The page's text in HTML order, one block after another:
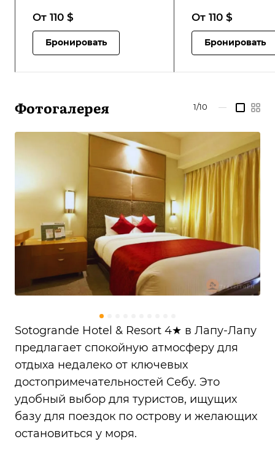
От 110 $
Бронировать
От 110 $
Бронировать
Фотогалерея 1/10 —
Sotogrande Hotel & Resort 4★ в Лапу-Лапу
предлагает спокойную атмосферу для
отдыха недалеко от ключевых
достопримечательностей Себу. Это
удобный выбор для туристов, ищущих
базу для поездок по острову и желающих
остановиться у моря.